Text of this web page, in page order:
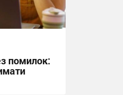
помилок: